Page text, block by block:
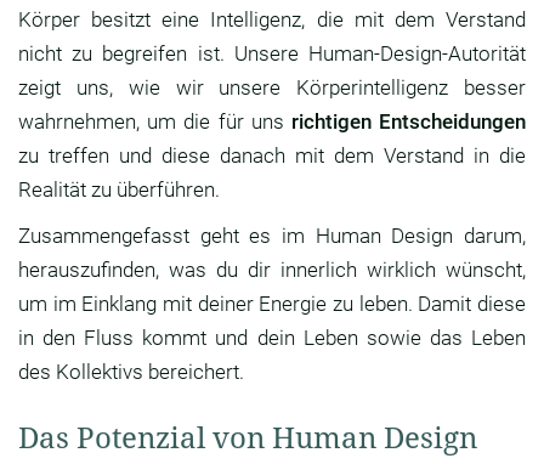
Körper besitzt eine Intelligenz, die mit dem Verstand
nicht zu begreifen ist. Unsere Human-Design-Autorität
zeigt uns, wie wir unsere Körperintelligenz besser
wahrnehmen, um die für uns richtigen Entscheidungen
zu treffen und diese danach mit dem Verstand in die
Realität zu überführen.
Zusammengefasst geht es im Human Design darum,
herauszufinden, was du dir innerlich wirklich wünscht,
um im Einklang mit deiner Energie zu leben. Damit diese
in den Fluss kommt und dein Leben sowie das Leben
des Kollektivs bereichert.
Das Potenzial von Human Design